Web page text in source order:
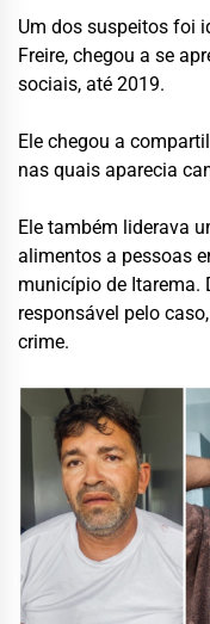
Um dos suspeitos foi
Freire, chegou a se
sociais, até 2019.
Ele chegou a
nas quais aparecia
Ele também liderava
alimentos a pessoas
município de Itarema.
responsável pelo
crime.